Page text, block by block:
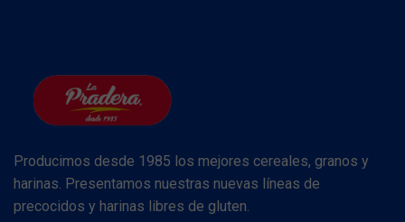
Producimos desde 1985 los mejores cereales, granos y
harinas. Presentamos nuestras nuevas líneas de
precocidos y harinas libres de gluten.